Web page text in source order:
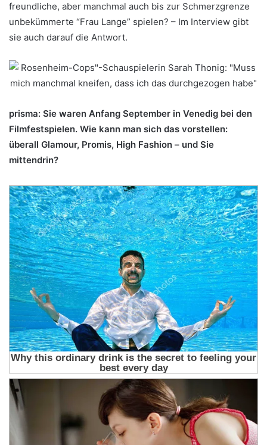
freundliche, aber manchmal auch bis zur Schmerzgrenze
unbekümmerte “Frau Lange” spielen? – Im Interview gibt
sie auch darauf die Antwort.
prisma: Sie waren Anfang September in Venedig bei den
Filmfestspielen. Wie kann man sich das vorstellen:
überall Glamour, Promis, High Fashion – und Sie
mittendrin?